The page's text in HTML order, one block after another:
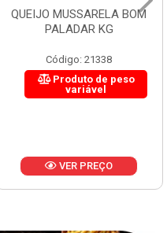
QUEIJO MUSSARELA BOM
PALADAR KG
Código: 21338
Produto de peso
variável
VER PREÇO